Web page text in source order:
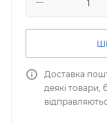
Доставка
деякі товари,